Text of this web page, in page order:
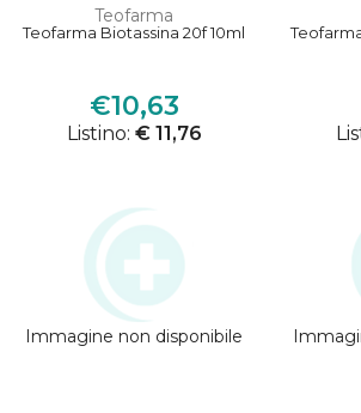
Teofarma
Teofarma Biotassina 20f 10ml
€10,63
Listino: € 11,76
Immagine non disponibile